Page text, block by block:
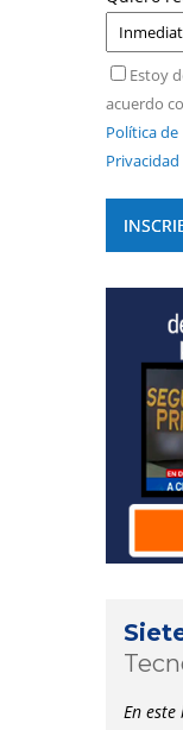
Estoy
acuerdo
Política de
Privacidad
En